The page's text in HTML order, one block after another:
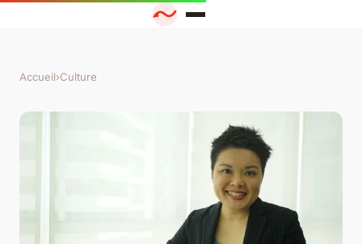
Accueil›Culture